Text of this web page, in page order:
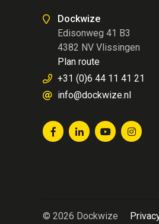
Dockwize
Edisonweg 41 B3
4382 NV Vlissingen
Plan route
+31 (0)6 44 11 41 21
info@dockwize.nl
© 2026 Dockwize